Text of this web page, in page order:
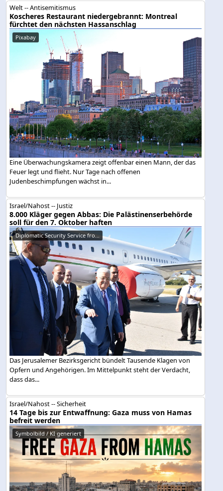
Welt -- Antisemitismus
Koscheres Restaurant niedergebrannt: Montreal
fürchtet den nächsten Hassanschlag
Pixabay
Eine Überwachungskamera zeigt offenbar einen Mann, der das
Feuer legt und flieht. Nur Tage nach offenen
Judenbeschimpfungen wächst in...
Israel/Nahost -- Justiz
8.000 Kläger gegen Abbas: Die Palästinenserbehörde
soll für den 7. Oktober haften
Diplomatic Security Service fro...
Das Jerusalemer Bezirksgericht bündelt Tausende Klagen von
Opfern und Angehörigen. Im Mittelpunkt steht der Verdacht,
dass das...
Israel/Nahost -- Sicherheit
14 Tage bis zur Entwaffnung: Gaza muss von Hamas
befreit werden
Symbolbild / KI generiert